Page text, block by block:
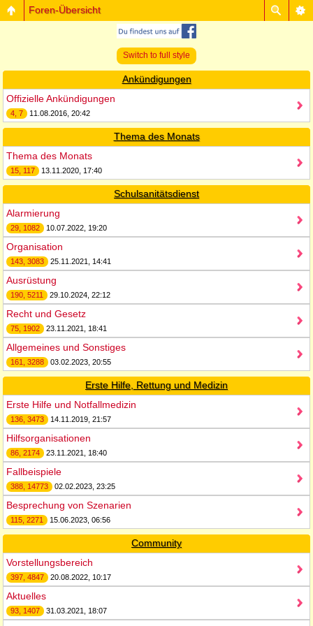
Foren-Übersicht
Switch to full style
Ankündigungen
Offizielle Ankündigungen
4, 7 11.08.2016, 20:42
Thema des Monats
Thema des Monats
15, 117 13.11.2020, 17:40
Schulsanitätsdienst
Alarmierung
29, 1082 10.07.2022, 19:20
Organisation
143, 3083 25.11.2021, 14:41
Ausrüstung
190, 5211 29.10.2024, 22:12
Recht und Gesetz
75, 1902 23.11.2021, 18:41
Allgemeines und Sonstiges
161, 3288 03.02.2023, 20:55
Erste Hilfe, Rettung und Medizin
Erste Hilfe und Notfallmedizin
136, 3473 14.11.2019, 21:57
Hilfsorganisationen
86, 2174 23.11.2021, 18:40
Fallbeispiele
388, 14773 02.02.2023, 23:25
Besprechung von Szenarien
115, 2271 15.06.2023, 06:56
Community
Vorstellungsbereich
397, 4847 20.08.2022, 10:17
Aktuelles
93, 1407 31.03.2021, 18:07